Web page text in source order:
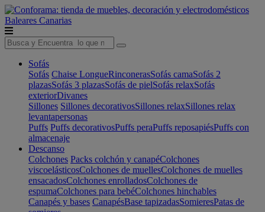
Baleares Canarias
Sofás
Sofás Chaise LongueRinconerasSofás camaSofás 2
plazasSofás 3 plazasSofás de pielSofás relaxSofás
exteriorDivanes
Sillones Sillones decorativosSillones relaxSillones relax
levantapersonas
Puffs Puffs decorativosPuffs peraPuffs reposapiésPuffs con
almacenaje
Descanso
Colchones Packs colchón y canapéColchones
viscoelásticosColchones de muellesColchones de muelles
ensacadosColchones enrolladosColchones de
espumaColchones para bebéColchones hinchables
Canapés y bases CanapésBase tapizadasSomieresPatas de